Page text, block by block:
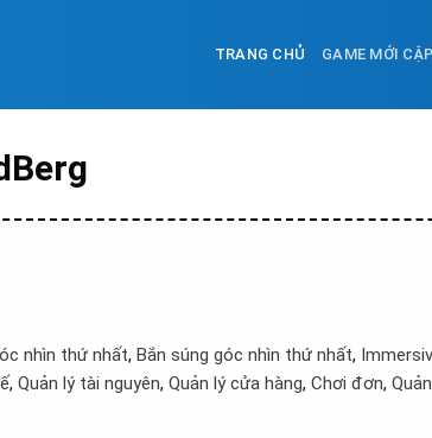
TRANG CHỦ GAME MỚI
nhìn thứ nhất, Bắn súng góc nhìn thứ nhất,
, Quản lý tài nguyên, Quản lý cửa hàng, Chơi đơn,